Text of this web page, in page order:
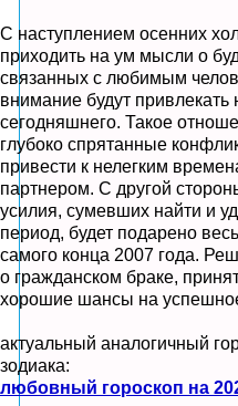
С наступлением осенних
приходить на ум мысли о
связанных с любимым
внимание будут
сегодняшнего. Такое
глубоко спрятанные
привести к нелегким
партнером. С другой
усилия, сумевших найти и
период, будет подарено
самого конца 2007 года.
о гражданском браке,
хорошие шансы на
актуальный аналогичный
зодиака:
любовный гороскоп на